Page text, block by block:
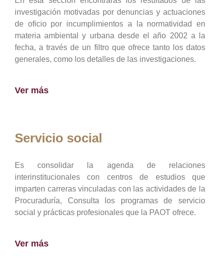
investigación motivadas por denuncias y actuaciones
de oficio por incumplimientos a la normatividad en
materia ambiental y urbana desde el año 2002 a la
fecha, a través de un filtro que ofrece tanto los datos
generales, como los detalles de las investigaciones.
Ver más
Servicio social
Es consolidar la agenda de relaciones
interinstitucionales con centros de estudios que
imparten carreras vinculadas con las actividades de la
Procuraduría, Consulta los programas de servicio
social y prácticas profesionales que la PAOT ofrece.
Ver más